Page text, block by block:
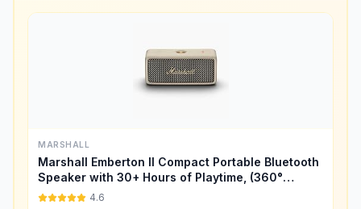
MARSHALL
Marshall Emberton II Compact Portable Bluetooth
Speaker with 30+ Hours of Playtime, (360°
Sound), Dust & Waterproof (IP67) – Cream.
4.6